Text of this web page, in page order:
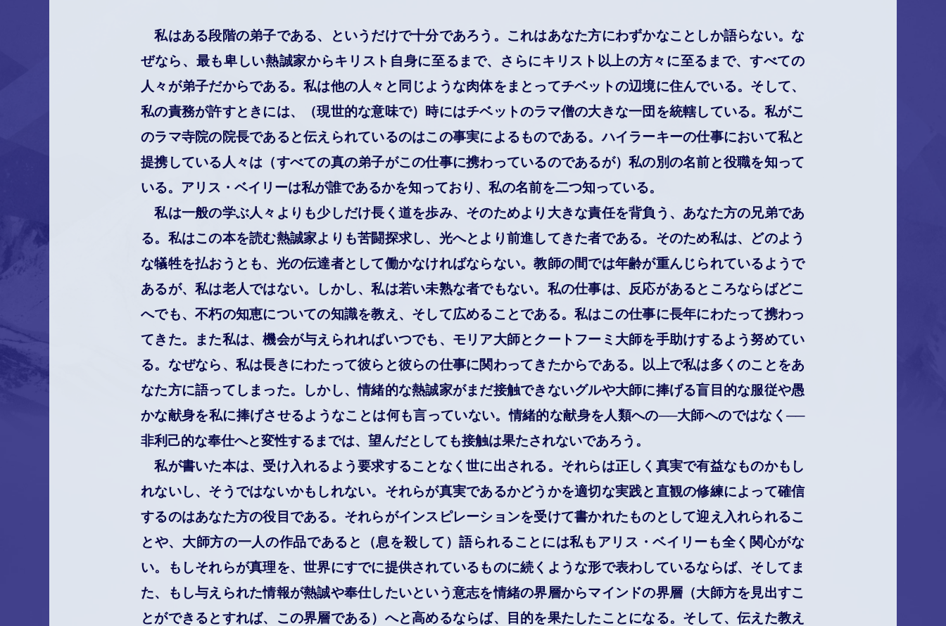
私はある段階の弟子である、というだけで十分であろう。これはあなた方にわずかなことしか語らない。な
ぜなら、最も卑しい熱誠家からキリスト自身に至るまで、さらにキリスト以上の方々に至るまで、すべての
人々が弟子だからである。私は他の人々と同じような肉体をまとってチベットの辺境に住んでいる。そして、
私の責務が許すときには、（現世的な意味で）時にはチベットのラマ僧の大きな一団を統轄している。私がこ
のラマ寺院の院長であると伝えられているのはこの事実によるものである。ハイラーキーの仕事において私と
提携している人々は（すべての真の弟子がこの仕事に携わっているのであるが）私の別の名前と役職を知って
いる。アリス・ベイリーは私が誰であるかを知っており、私の名前を二つ知っている。
私は一般の学ぶ人々よりも少しだけ長く道を歩み、そのためより大きな責任を背負う、あなた方の兄弟であ
る。私はこの本を読む熱誠家よりも苦闘探求し、光へとより前進してきた者である。そのため私は、どのよう
な犠牲を払おうとも、光の伝達者として働かなければならない。教師の間では年齢が重んじられているようで
あるが、私は老人ではない。しかし、私は若い未熟な者でもない。私の仕事は、反応があるところならばどこ
へでも、不朽の知恵についての知識を教え、そして広めることである。私はこの仕事に長年にわたって携わっ
てきた。また私は、機会が与えられればいつでも、モリア大師とクートフーミ大師を手助けするよう努めてい
る。なぜなら、私は長きにわたって彼らと彼らの仕事に関わってきたからである。以上で私は多くのことをあ
なた方に語ってしまった。しかし、情緒的な熱誠家がまだ接触できないグルや大師に捧げる盲目的な服従や愚
かな献身を私に捧げさせるようなことは何も言っていない。情緒的な献身を人類への──大師へのではなく──
非利己的な奉仕へと変性するまでは、望んだとしても接触は果たされないであろう。
私が書いた本は、受け入れるよう要求することなく世に出される。それらは正しく真実で有益なものかもし
れないし、そうではないかもしれない。それらが真実であるかどうかを適切な実践と直観の修練によって確信
するのはあなた方の役目である。それらがインスピレーションを受けて書かれたものとして迎え入れられるこ
とや、大師方の一人の作品であると（息を殺して）語られることには私もアリス・ベイリーも全く関心がな
い。もしそれらが真理を、世界にすでに提供されているものに続くような形で表わしているならば、そしてま
た、もし与えられた情報が熱誠や奉仕したいという意志を情緒の界層からマインドの界層（大師方を見出すこ
とができるとすれば、この界層である）へと高めるならば、目的を果たしたことになる。そして、伝えた教え